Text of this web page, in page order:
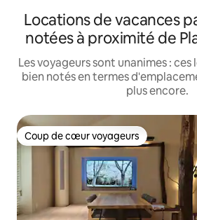
Locations de vacances
notées à proximité de
Les voyageurs sont unanimes :
bien notés en termes
plus encore.
Coup de cœur voyageurs
Coup de cœur voyageurs